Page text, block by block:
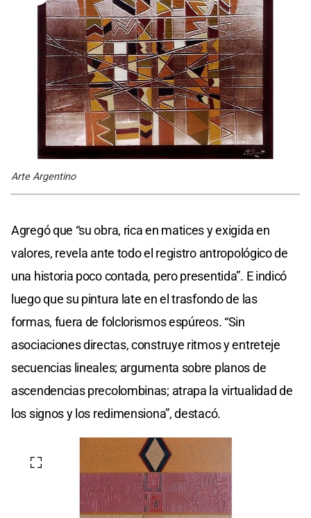
Arte Argentino
Agregó que “su obra, rica en matices y exigida en
valores, revela ante todo el registro antropológico de
una historia poco contada, pero presentida”. E indicó
luego que su pintura late en el trasfondo de las
formas, fuera de folclorismos espúreos. “Sin
asociaciones directas, construye ritmos y entreteje
secuencias lineales; argumenta sobre planos de
ascendencias precolombinas; atrapa la virtualidad de
los signos y los redimensiona”, destacó.